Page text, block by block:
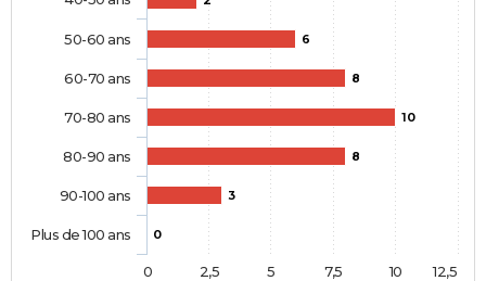
6
8
10
8
3
0
50-60 ans
60-70 ans
70-80 ans
80-90 ans
90-100 ans
Plus de 100 ans
0 10
2,5 5 7,5 12,5